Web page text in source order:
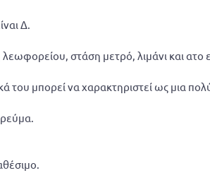
Δ.
στάση μετρό, λιμάνι και ατο
του μπορεί να χαρακτηριστεί ως μια
ρεύμα.